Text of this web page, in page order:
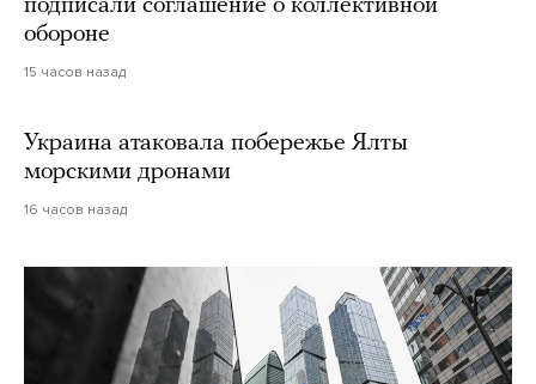
подписали соглашение о коллективной
обороне
15 часов назад
Украина атаковала побережье Ялты
морскими дронами
16 часов назад